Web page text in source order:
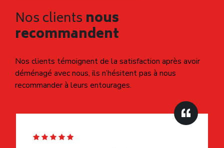
Nos clients nous
recommandent
Nos clients témoignent de la satisfaction après avoir
déménagé avec nous, ils n’hésitent pas à nous
recommander à leurs entourages.